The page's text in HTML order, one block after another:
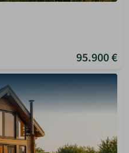
95.900 €